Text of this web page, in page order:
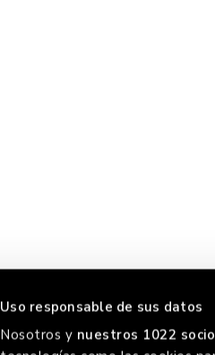
Uso responsable de sus datos
Nosotros y nuestros 1022